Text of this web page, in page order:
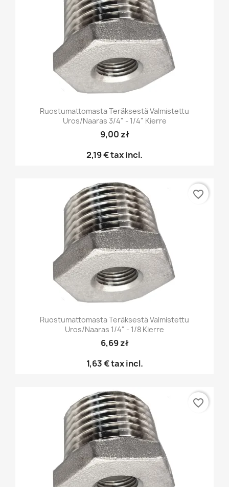
Ruostumattomasta Teräksestä Valmistettu
Uros/naaras 3/4" - 1/4" Kierre
9,00 zł
2,19 €tax incl.
Ruostumattomasta Teräksestä Valmistettu
Uros/naaras 1/4" - 1/8 Kierre
6,69 zł
1,63 €tax incl.
favorite_border
favorite_border